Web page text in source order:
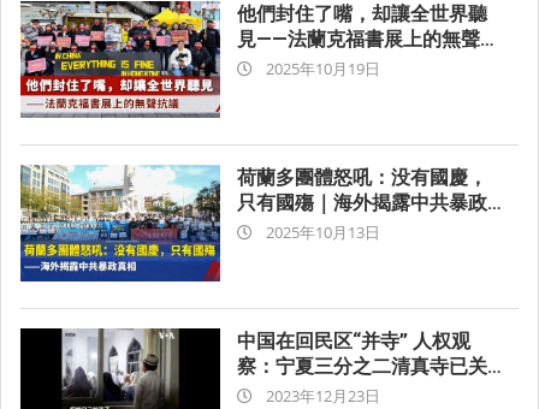
他們封住了嘴，却讓全世界聽
見——法蘭克福書展上的無聲抗
議
2025-2025年10月19日
荷蘭多團體怒吼：没有國慶，
只有國殤｜海外揭露中共暴政
真相
2025-2025年10月13日
中国在回民区“并寺” 人权观
察：宁夏三分之二清真寺已关
闭
2023-2023年12月23日